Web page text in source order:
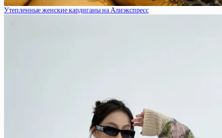
Утепленные женские кардиганы на Алиэкспресс